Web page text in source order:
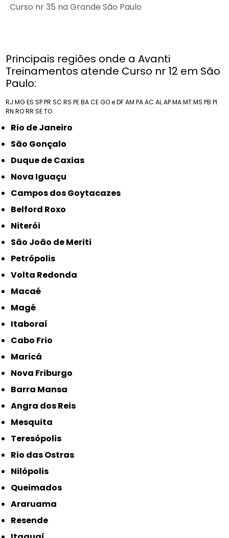
Curso nr 35 na Grande São Paulo
Principais regiões onde a Avanti
Treinamentos atende Curso nr 12 em São
Paulo:
RJ MGES SPPR SC RS PEBACEGO e DFAM PAAC ALAPMAMTMS PB PI
RN RORR SETO
Rio de Janeiro
São Gonçalo
Duque de Caxias
Nova Iguaçu
Campos dos Goytacazes
Belford Roxo
Niterói
São João de Meriti
Petrópolis
Volta Redonda
Macaé
Magé
Itaboraí
Cabo Frio
Maricá
Nova Friburgo
Barra Mansa
Angra dos Reis
Mesquita
Teresópolis
Rio das Ostras
Nilópolis
Queimados
Araruama
Resende